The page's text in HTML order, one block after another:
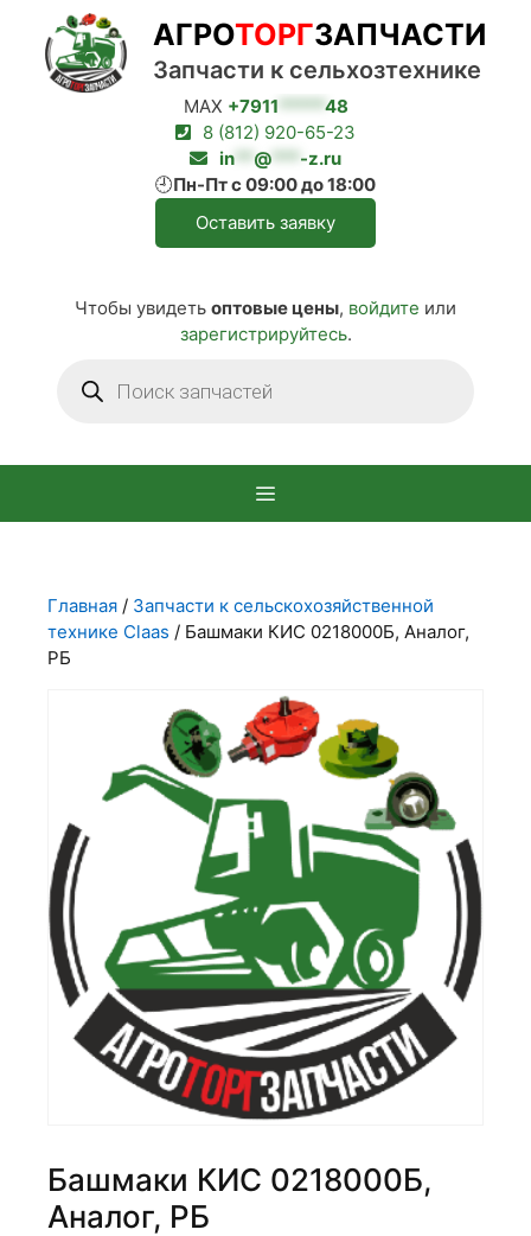
Перейти
содержимому
MAX +7911 ***** 48
8 (812) 920-65-23
in
@ *** -z.ru
🕘Пн-Пт с 09:00 до 18:00
Оставить заявку
Чтобы увидеть оптовые цены, войдите или
зарегистрируйтесь.
товаров
АГРОТОРГЗАПЧАСТИ
Запчасти к сельхозтехнике
Главная / Запчасти к сельскохозяйственной
технике Claas / Башмаки КИС 0218000Б, Аналог,
РБ
Башмаки КИС 0218000Б,
Аналог, РБ